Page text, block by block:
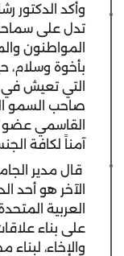
وأكد الدكتور
تدل على
المواطنون
بأخوة وسلام،
التي تعيش
صاحب السمو
القاسمي عضو
آمناً لكافة
قال مدير
الآخر هو أحد
العربية
على بناء
والإخاء،